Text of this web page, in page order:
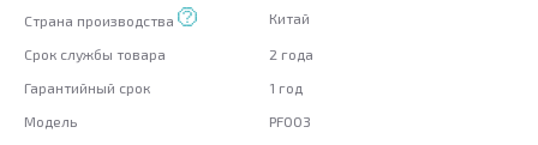
Страна производства Китай
Срок службы товара
2 года
Гарантийный срок
1 год
Модель
PF003